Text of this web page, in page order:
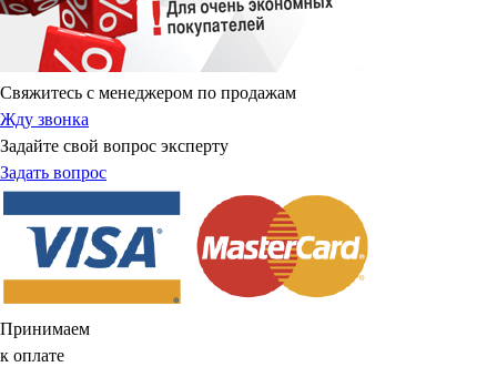
Свяжитесь с менеджером по продажам
Жду звонка
Задайте свой вопрос эксперту
Задать вопрос
Принимаем
к оплате